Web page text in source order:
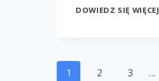
DOWIEDZ SIĘ WIĘCEJ
Nawigacja
1 2 3 …